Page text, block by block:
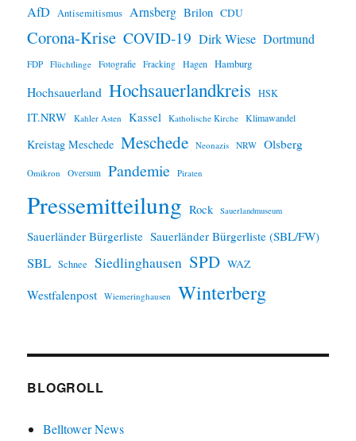
AfD Antisemitismus Arnsberg Brilon CDU
Corona-Krise COVID-19 Dirk Wiese Dortmund
FDP Flüchtlinge Fotografie Fracking Hagen Hamburg
Hochsauerland Hochsauerlandkreis HSK
IT.NRW Kahler Asten Kassel Katholische Kirche Klimawandel
Kreistag Meschede Meschede Neonazis NRW Olsberg
Omikron Oversum Pandemie Piraten
Pressemitteilung Rock Sauerlandmuseum
Sauerländer Bürgerliste Sauerländer Bürgerliste (SBL/FW)
SBL Schnee Siedlinghausen SPD WAZ
Westfalenpost Wiemeringhausen Winterberg
BLOGROLL
Belltower News